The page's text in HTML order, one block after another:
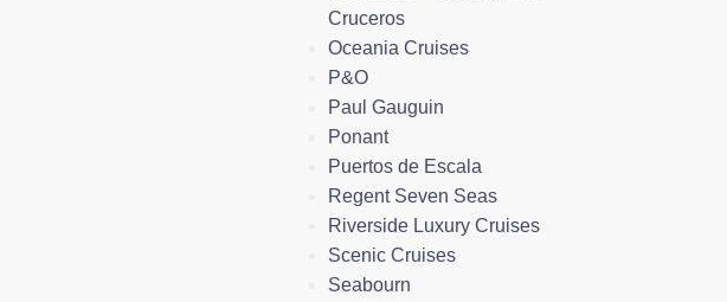
Cruceros
Oceania Cruises
P&O
Paul Gauguin
Ponant
Puertos de Escala
Regent Seven Seas
Riverside Luxury Cruises
Scenic Cruises
Seabourn